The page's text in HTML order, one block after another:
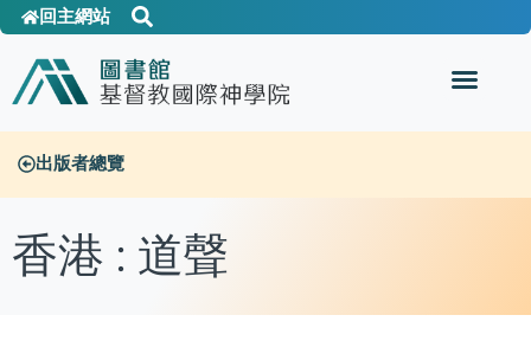
回主網站
出版者總覽
香港 : 道聲